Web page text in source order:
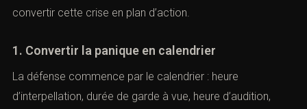
convertir cette crise en plan d’action.
1. Convertir la panique en calendrier
La défense commence par le calendrier : heure
d’interpellation, durée de garde à vue, heure d’audition,